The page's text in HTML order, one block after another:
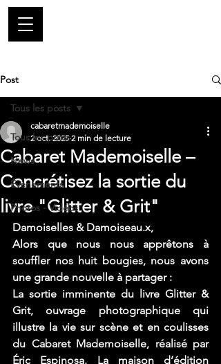
Post
Tous les posts
News
Évènements
Photos - Vidéos
Tous les posts
Cabaret Mademoiselle –
Concrétisez la sortie du
livre "Glitter & Grit"
cabaretmademoiselle
2 oct. 2025 2 min de lecture
Damoiselles & Damoiseau.x,
Alors que nous nous apprêtons à
souffler nos huit bougies, nous avons
une grande nouvelle à partager :
La sortie imminente du livre Glitter &
Grit, ouvrage photographique qui
illustre la vie sur scène et en coulisses
du Cabaret Mademoiselle, réalisé par